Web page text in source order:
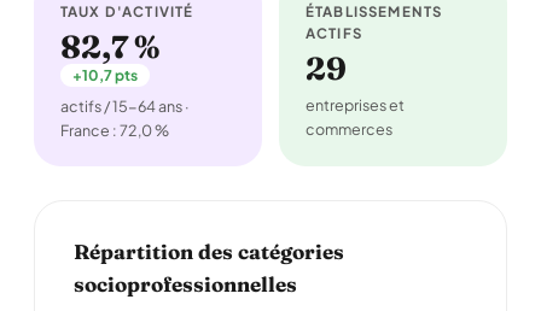
TAUX D'ACTIVITÉ
82,7 %
+10,7 pts
actifs / 15-64 ans ·
France : 72,0 %
ÉTABLISSEMENTS
ACTIFS
29
entreprises et
commerces
Répartition des catégories
socioprofessionnelles